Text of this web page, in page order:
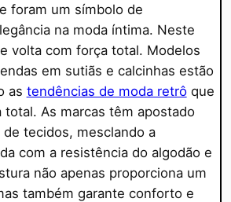
foram um símbolo de
na moda íntima. Neste
volta com força total. Modelos
em sutiãs e calcinhas estão
as tendências de moda retrôque
As marcas têm apostado
tecidos, mesclando a
com a resistência do algodão e
não apenas proporciona um
também garante conforto e